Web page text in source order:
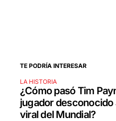
TE PODRÍA INTERESAR
LA HISTORIA
¿Cómo pasó Tim
jugador desconocido
viral del Mundial?